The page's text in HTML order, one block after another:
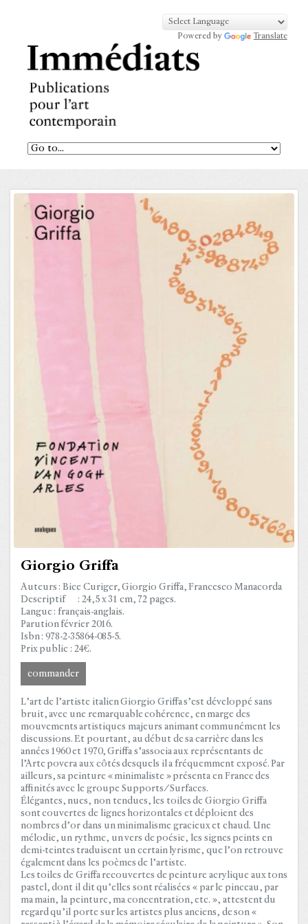
Powered by Translate
Giorgio Griffa
Auteurs : Bice Curiger, Giorgio Griffa, Francesco Manacorda
Descriptif : 24,5 x 31 cm, 72 pages.
Langue : français-anglais.
Parution février 2016.
Isbn : 978-2-35864-085-5.
Prix public : 24€.
commander
L’art de l’artiste italien Giorgio Griffa s’est développé sans
bruit, avec une remarquable cohérence, en marge des
mouvements artistiques majeurs animant communément les
discussions. Et pourtant, au début de sa carrière dans les
années 1960 et 1970, Griffa s’associa aux représentants de
l’Arte povera aux côtés desquels il a fréquemment exposé. Par
ailleurs, sa peinture « minimaliste » présenta en France des
affinités avec le groupe Supports/Surfaces.
Élégantes, nues, non tendues, les toiles de Giorgio Griffa
sont couvertes de lignes horizontales et déploient des
nombres d’or dans un minimalisme gracieux et chaud. Une
mélodie, un rythme, un vers de poésie, les signes peints en
demi-teintes traduisent un certain lyrisme, que l’on retrouve
également dans les poèmes de l’artiste.
Les toiles de Griffa recouvertes de peinture acrylique aux tons
pastel, dont il dit qu’elles sont réalisées « par le pinceau, par
ma main, la peinture, ma concentration, etc. », attestent du
regard qu’il porte sur les artistes plus anciens, de son «